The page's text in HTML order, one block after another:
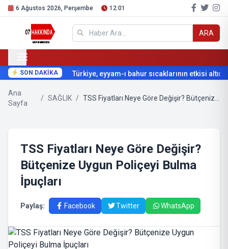
6 Ağustos 2026, Perşembe 12:01
ARA
SON DAKİKA Türkiye, eyyam-ı bahur sıcaklarının etkisi altına
Ana
Sayfa
/ SAĞLIK /
TSS Fiyatları Neye Göre Değişir?
Bütçenize Uygun Poliçeyi Bulma
İpuçları
Paylaş: Facebook Twitter WhatsApp